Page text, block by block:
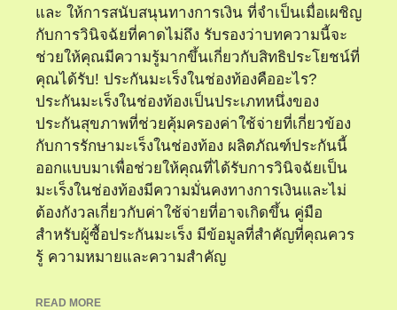
และ ให้การสนับสนุนทางการเงิน ที่จำเป็นเมื่อเผชิญ
กับการวินิจฉัยที่คาดไม่ถึง รับรองว่าบทความนี้จะ
ช่วยให้คุณมีความรู้มากขึ้นเกี่ยวกับสิทธิประโยชน์ที่
คุณได้รับ! ประกันมะเร็งในช่องท้องคืออะไร?
ประกันมะเร็งในช่องท้องเป็นประเภทหนึ่งของ
ประกันสุขภาพที่ช่วยคุ้มครองค่าใช้จ่ายที่เกี่ยวข้อง
กับการรักษามะเร็งในช่องท้อง ผลิตภัณฑ์ประกันนี้
ออกแบบมาเพื่อช่วยให้คุณที่ได้รับการวินิจฉัยเป็น
มะเร็งในช่องท้องมีความมั่นคงทางการเงินและไม่
ต้องกังวลเกี่ยวกับค่าใช้จ่ายที่อาจเกิดขึ้น คู่มือ
สำหรับผู้ซื้อประกันมะเร็ง มีข้อมูลที่สำคัญที่คุณควร
รู้ ความหมายและความสำคัญ
READ MORE